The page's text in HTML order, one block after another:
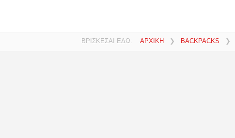
ΒΡΙΣΚΕΣΑΙ ΕΔΩ: ΑΡΧΙΚΗ ❯ BACKPACKS ❯